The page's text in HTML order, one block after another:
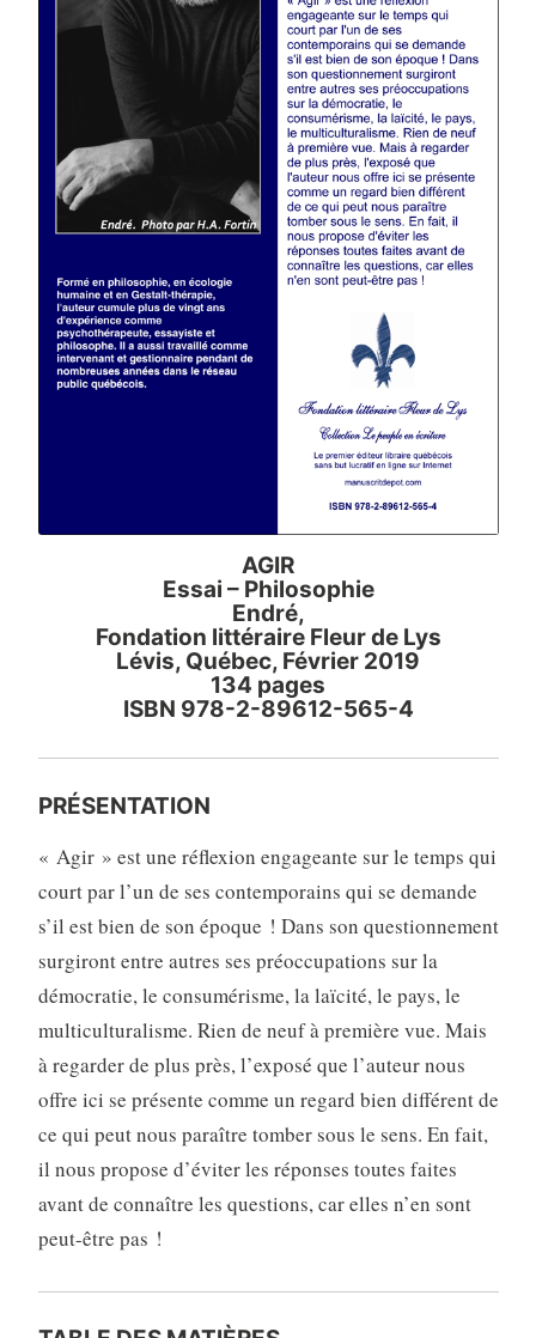
AGIR
Essai – Philosophie
Endré,
Fondation littéraire Fleur de Lys
Lévis, Québec, Février 2019
134 pages
ISBN 978-2-89612-565-4
PRÉSENTATION
« Agir » est une réflexion engageante sur le temps qui
court par l’un de ses contemporains qui se demande
s’il est bien de son époque ! Dans son questionnement
surgiront entre autres ses préoccupations sur la
démocratie, le consumérisme, la laïcité, le pays, le
multiculturalisme. Rien de neuf à première vue. Mais
à regarder de plus près, l’exposé que l’auteur nous
offre ici se présente comme un regard bien différent de
ce qui peut nous paraître tomber sous le sens. En fait,
il nous propose d’éviter les réponses toutes faites
avant de connaître les questions, car elles n’en sont
peut-être pas !